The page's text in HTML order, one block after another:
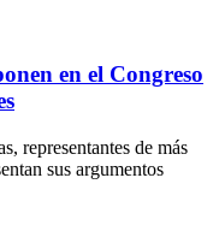
en el Congreso
representantes de más
sus argumentos